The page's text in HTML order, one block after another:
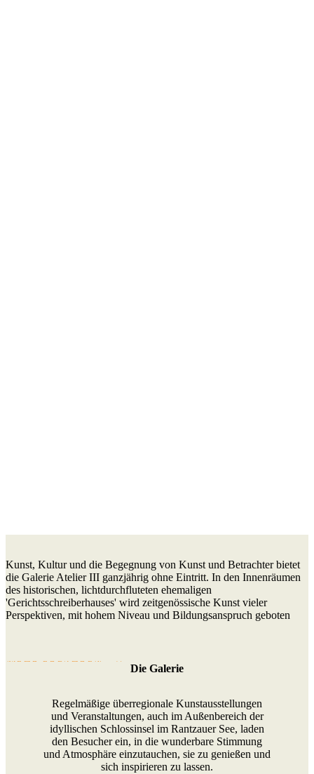
Kunst, Kultur und die Begegnung von Kunst und Betrachter bietet
die Galerie Atelier III ganzjährig ohne Eintritt. In den Innenräumen
des historischen, lichtdurchfluteten ehemaligen
'Gerichtsschreiberhauses' wird zeitgenössische Kunst vieler
Perspektiven, mit hohem Niveau und Bildungsanspruch geboten
MEHR ERFAHREN
Die Galerie
Regelmäßige überregionale Kunstausstellungen
und Veranstaltungen, auch im Außenbereich der
idyllischen Schlossinsel im Rantzauer See, laden
den Besucher ein, in die wunderbare Stimmung
und Atmosphäre einzutauchen, sie zu genießen und
sich inspirieren zu lassen.